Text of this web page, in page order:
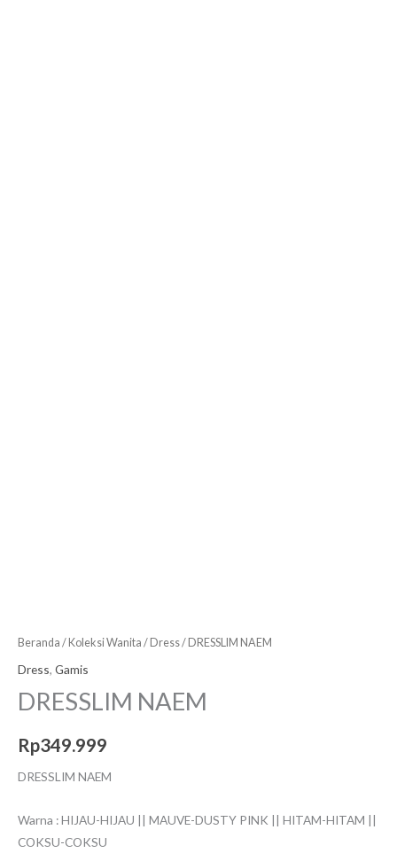
Beranda / Koleksi Wanita / Dress/ DRESSLIM NAEM
Dress, Gamis
DRESSLIM NAEM
Rp349.999
DRESSLIM NAEM
Warna : HIJAU-HIJAU || MAUVE-DUSTY PINK || HITAM-HITAM ||
COKSU-COKSU